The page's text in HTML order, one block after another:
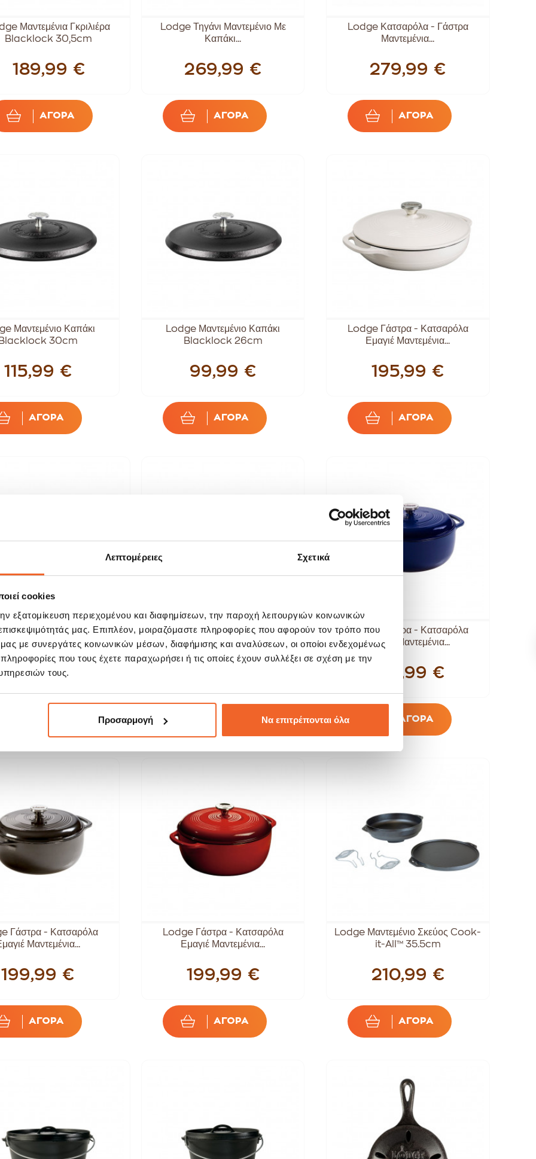
Λεπτομέρειες Σχετικά
cookies
εξατομίκευση περιεχομένου και διαφημίσεων, την παροχή λειτουργιών κοινωνικών
μας. Επιπλέον, μοιραζόμαστε πληροφορίες που αφορούν τον τρόπο που
μας με συνεργάτες κοινωνικών μέσων, διαφήμισης και αναλύσεων, οι οποίοι ενδεχομένως
που τους έχετε παραχωρήσει ή τις οποίες έχουν συλλέξει σε σχέση με την
τους.
Προσαρμογή Να επιτρέπονται όλα
Μαντεμένια Γκριλιέρα
Blacklock 30,5cm
189,99 €
ΑΓΟΡΑ
Lodge Τηγάνι Μαντεμένιο Με
Καπάκι...
269,99 €
ΑΓΟΡΑ
Lodge Κατσαρόλα - Γάστρα
Μαντεμένια...
279,99 €
ΑΓΟΡΑ
Μαντεμένιο Καπάκι
Blacklock 30cm
115,99 €
ΑΓΟΡΑ
Lodge Μαντεμένιο Καπάκι
Blacklock 26cm
99,99 €
ΑΓΟΡΑ
Lodge Γάστρα - Κατσαρόλα
Εμαγιέ Μαντεμένια...
195,99 €
ΑΓΟΡΑ
Γάστρα - Κατσαρόλα
Εμαγιέ Μαντεμένια...
159,98 €
Lodge Γάστρα - Κατσαρόλα
Εμαγιέ Μαντεμένια...
Lodge Γάστρα - Κατσαρόλα
Εμαγιέ Μαντεμένια...
199,99 €
ΑΓΟΡΑ
Γάστρα - Κατσαρόλα
Μαντεμένια...
199,99 €
ΑΓΟΡΑ
Lodge Γάστρα - Κατσαρόλα
Εμαγιέ Μαντεμένια...
199,99 €
ΑΓΟΡΑ
Lodge Μαντεμένιο Σκεύος Cook-
it-All™ 35.5cm
210,99 €
ΑΓΟΡΑ